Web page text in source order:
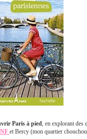
Paris à pied, en explorant des
et Bercy (mon quartier